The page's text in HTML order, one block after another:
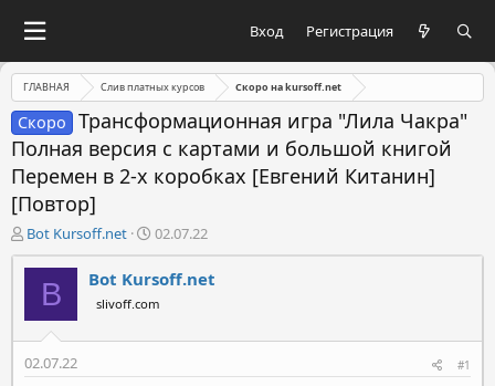
Вход Регистрация
ГЛАВНАЯ Слив платных курсов Скоро на kursoff.net
Скоро
Трансформационная игра "Лила Чакра"
Полная версия с картами и большой книгой
Перемен в 2-х коробках [Евгений Китанин]
[Повтор]
А
в
т
м
Bot Kursoff.net
Д
а
т
а
н
а
02.07.22
B Bot Kursoff.net
slivoff.com
02.07.22 #1